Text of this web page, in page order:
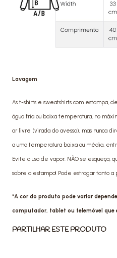
Lavagem
As t-shirts e sweatshirts com estampa,
água fria ou baixa temperatura, no
ar livre (virada do avesso), mas nunca
a uma temperatura baixa ou média,
Evite o uso de vapor. NÃO se esqueça,
sobre a estampa! Pode estragar tanto a
*A cor do produto pode variar
computador, tablet ou telemóvel que
PARTILHAR ESTE PRODUTO